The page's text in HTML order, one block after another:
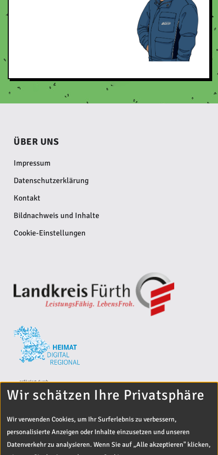
ÜBER UNS
Impressum
Datenschutzerklärung
Kontakt
Bildnachweis und Inhalte
Cookie-Einstellungen
Wir schätzen Ihre Privatsphäre
Wir verwenden Cookies, um Ihr Surferlebnis zu verbessern,
personalisierte Anzeigen oder Inhalte einzusetzen und unseren
Datenverkehr zu analysieren. Wenn Sie auf „Alle akzeptieren" klicken,